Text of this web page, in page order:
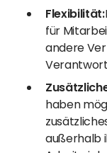
Flexibilität:
für
andere
haben
außerhalb